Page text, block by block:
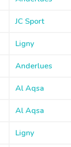
JC Sport
Ligny
Anderlues
Al Aqsa
Al Aqsa
Ligny